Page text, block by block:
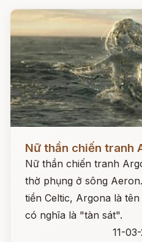
Nữ thần chiến tranh
Nữ thần chiến tranh
thờ phụng ở sông
tiền Celtic, Argona là
có nghĩa là "tàn sát".
11-